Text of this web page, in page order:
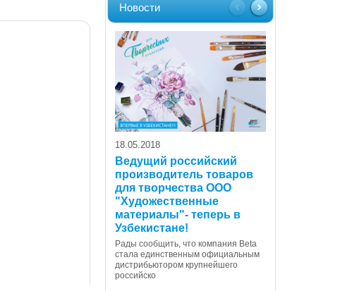
Новости
18.05.2018
Ведущий российский
производитель товаров
для творчества ООО
"Художественные
материалы"- теперь в
Узбекистане!
Рады сообщить, что компания Beta
стала единственным официальным
дистрибьютором крупнейшего
российско